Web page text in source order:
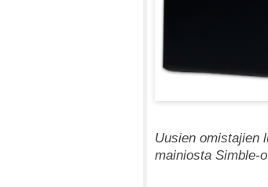
Uusien omistajien
mainiosta Simble-